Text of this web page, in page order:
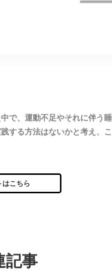
で、運動不足やそれに伴う
する方法はないかと考え、
はこちら
記事